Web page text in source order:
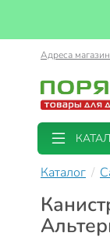
Адреса
Каталог